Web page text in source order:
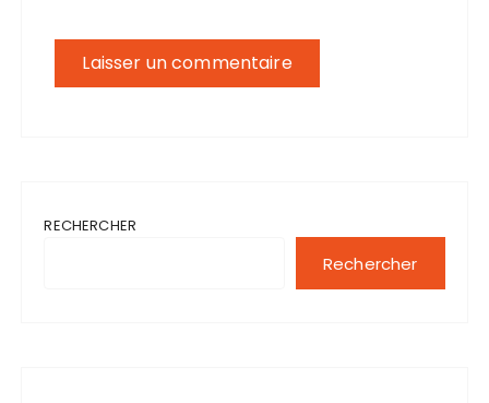
RECHERCHER
Rechercher